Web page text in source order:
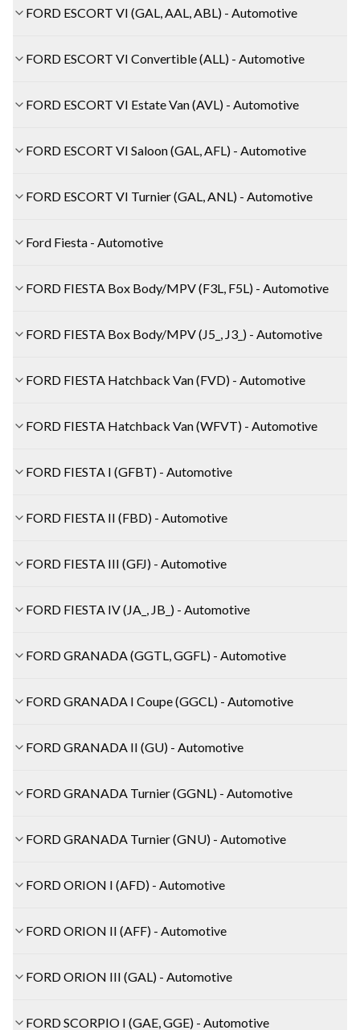
FORD ESCORT VI (GAL, AAL, ABL) - Automotive
FORD ESCORT VI Convertible (ALL) - Automotive
FORD ESCORT VI Estate Van (AVL) - Automotive
FORD ESCORT VI Saloon (GAL, AFL) - Automotive
FORD ESCORT VI Turnier (GAL, ANL) - Automotive
Ford Fiesta - Automotive
FORD FIESTA Box Body/MPV (F3L, F5L) - Automotive
FORD FIESTA Box Body/MPV (J5_, J3_) - Automotive
FORD FIESTA Hatchback Van (FVD) - Automotive
FORD FIESTA Hatchback Van (WFVT) - Automotive
FORD FIESTA I (GFBT) - Automotive
FORD FIESTA II (FBD) - Automotive
FORD FIESTA III (GFJ) - Automotive
FORD FIESTA IV (JA_, JB_) - Automotive
FORD GRANADA (GGTL, GGFL) - Automotive
FORD GRANADA I Coupe (GGCL) - Automotive
FORD GRANADA II (GU) - Automotive
FORD GRANADA Turnier (GGNL) - Automotive
FORD GRANADA Turnier (GNU) - Automotive
FORD ORION I (AFD) - Automotive
FORD ORION II (AFF) - Automotive
FORD ORION III (GAL) - Automotive
FORD SCORPIO I (GAE, GGE) - Automotive